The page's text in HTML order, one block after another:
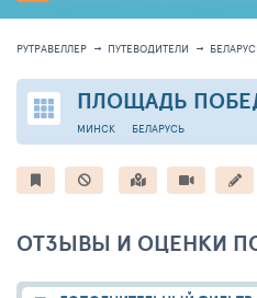
РУТРАВЕЛЛЕР ПУТЕВОДИТЕЛИ
ПЛОЩАДЬ
БЕЛАРУСЬ
МИНСК
ОТЗЫВЫ И ОЦЕНКИ